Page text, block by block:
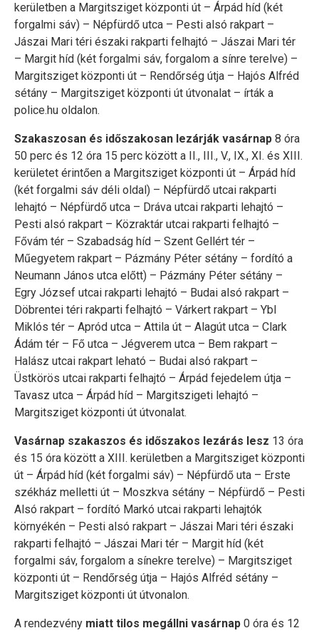
kerületben a Margitsziget központi út – Árpád híd (két
forgalmi sáv) – Népfürdő utca – Pesti alsó rakpart –
Jászai Mari téri északi rakparti felhajtó – Jászai Mari tér
– Margit híd (két forgalmi sáv, forgalom a sínre terelve) –
Margitsziget központi út – Rendőrség útja – Hajós Alfréd
sétány – Margitsziget központi út útvonalat – írták a
police.hu oldalon.
Szakaszosan és időszakosan lezárják vasárnap 8 óra
50 perc és 12 óra 15 perc között a II., III., V., IX., XI. és XIII.
kerületet érintően a Margitsziget központi út – Árpád híd
(két forgalmi sáv déli oldal) – Népfürdő utcai rakparti
lehajtó – Népfürdő utca – Dráva utcai rakparti lehajtó –
Pesti alsó rakpart – Közraktár utcai rakparti felhajtó –
Fővám tér – Szabadság híd – Szent Gellért tér –
Műegyetem rakpart – Pázmány Péter sétány – fordító a
Neumann János utca előtt) – Pázmány Péter sétány –
Egry József utcai rakparti lehajtó – Budai alsó rakpart –
Döbrentei téri rakparti felhajtó – Várkert rakpart – Ybl
Miklós tér – Apród utca – Attila út – Alagút utca – Clark
Ádám tér – Fő utca – Jégverem utca – Bem rakpart –
Halász utcai rakpart leható – Budai alsó rakpart –
Üstkörös utcai rakparti felhajtó – Árpád fejedelem útja –
Tavasz utca – Árpád híd – Margitszigeti lehajtó –
Margitsziget központi út útvonalat.
Vasárnap szakaszos és időszakos lezárás lesz 13 óra
és 15 óra között a XIII. kerületben a Margitsziget központi
út – Árpád híd (két forgalmi sáv) – Népfürdő uta – Erste
székház melletti út – Moszkva sétány – Népfürdő – Pesti
Alsó rakpart – fordító Markó utcai rakparti lehajtók
környékén – Pesti alsó rakpart – Jászai Mari téri északi
rakparti felhajtó – Jászai Mari tér – Margit híd (két
forgalmi sáv, forgalom a sínekre terelve) – Margitsziget
központi út – Rendőrség útja – Hajós Alfréd sétány –
Margitsziget központi út útvonalon.
A rendezvény miatt tilos megállni vasárnap 0 óra és 12